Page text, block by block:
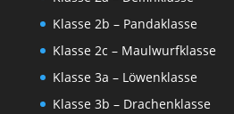
Klasse 2b – Pandaklasse
Klasse 2c – Maulwurfklasse
Klasse 3a – Löwenklasse
Klasse 3b – Drachenklasse